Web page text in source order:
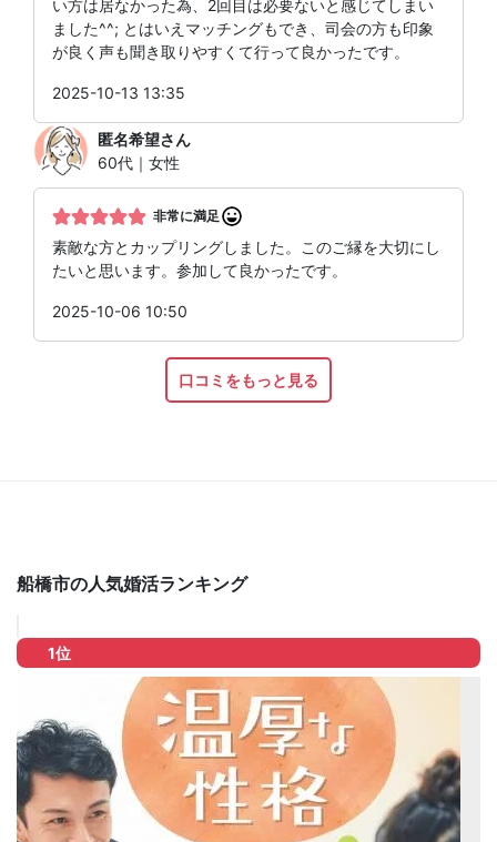
い方は居なかった為、2回目は必要ないと感じてしまい
ました^^; とはいえマッチングもでき、司会の方も印象
が良く声も聞き取りやすくて行って良かったです。
2025-10-13 13:35
匿名希望さん
60代｜女性
非常に満足
素敵な方とカップリングしました。このご縁を大切にし
たいと思います。参加して良かったです。
2025-10-06 10:50
口コミをもっと見る
船橋市の人気婚活ランキング
1位